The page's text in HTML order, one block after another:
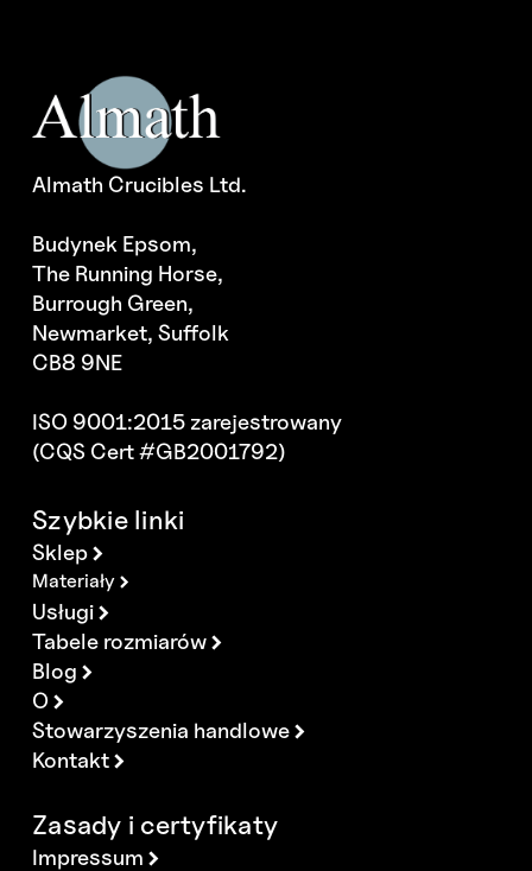
Almath Crucibles Ltd.
Budynek Epsom,
The Running Horse,
Burrough Green,
Newmarket, Suffolk
CB8 9NE
ISO 9001:2015 zarejestrowany
(CQS Cert #GB2001792)
Szybkie linki
Sklep
Materiały
Usługi
Tabele rozmiarów
Blog
O
Stowarzyszenia handlowe
Kontakt
Zasady i certyfikaty
Impressum